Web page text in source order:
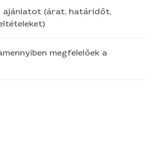
ajánlatot (árat, határidőt,
megfelelőek a